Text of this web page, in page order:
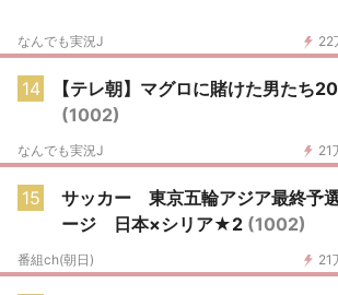
22
なんでも実況J
14
【テレ朝】マグロに賭けた男たち
(1002)
21
なんでも実況J
15
サッカー 東京五輪アジア最終予
ージ 日本×シリア★2 (1002)
21
番組ch(朝日)